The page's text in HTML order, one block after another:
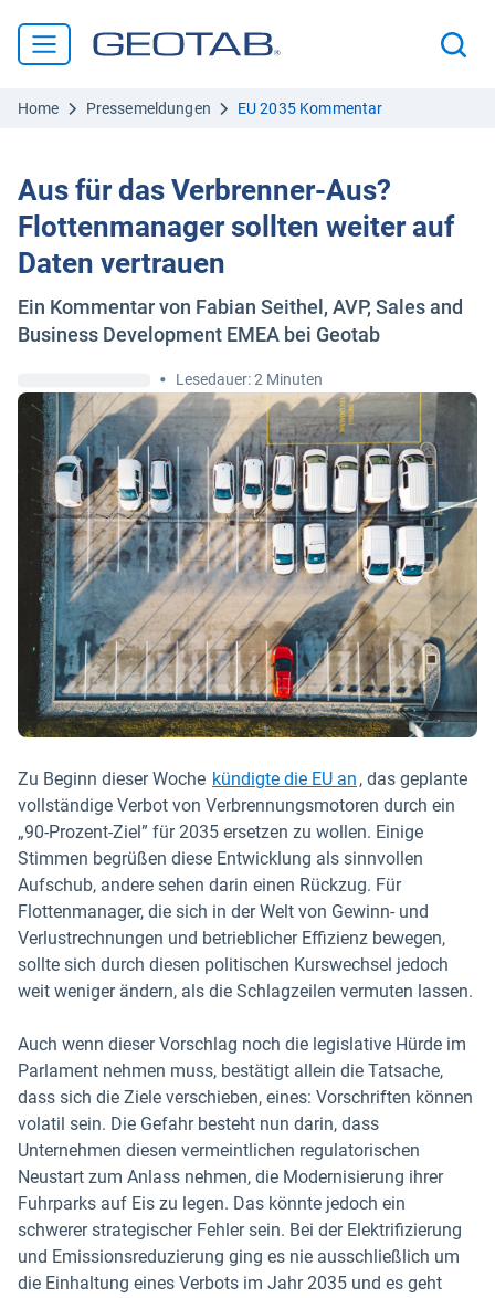
Home Pressemeldungen EU 2035 Kommentar
Aus für das Verbrenner-Aus?
Flottenmanager sollten weiter auf
Daten vertrauen
Ein Kommentar von Fabian Seithel, AVP, Sales and
Business Development EMEA bei Geotab
• Lesedauer: 2 Minuten
Zu Beginn dieser Woche kündigte die EU an In neuem
, das geplante
vollständige Verbot von Verbrennungsmotoren durch ein
„90-Prozent-Ziel” für 2035 ersetzen zu wollen. Einige
Stimmen begrüßen diese Entwicklung als sinnvollen
Aufschub, andere sehen darin einen Rückzug. Für
Flottenmanager, die sich in der Welt von Gewinn- und
Verlustrechnungen und betrieblicher Effizienz bewegen,
sollte sich durch diesen politischen Kurswechsel jedoch
weit weniger ändern, als die Schlagzeilen vermuten lassen.
Auch wenn dieser Vorschlag noch die legislative Hürde im
Parlament nehmen muss, bestätigt allein die Tatsache,
dass sich die Ziele verschieben, eines: Vorschriften können
volatil sein. Die Gefahr besteht nun darin, dass
Unternehmen diesen vermeintlichen regulatorischen
Neustart zum Anlass nehmen, die Modernisierung ihrer
Fuhrparks auf Eis zu legen. Das könnte jedoch ein
schwerer strategischer Fehler sein. Bei der Elektrifizierung
und Emissionsreduzierung ging es nie ausschließlich um
die Einhaltung eines Verbots im Jahr 2035 und es geht